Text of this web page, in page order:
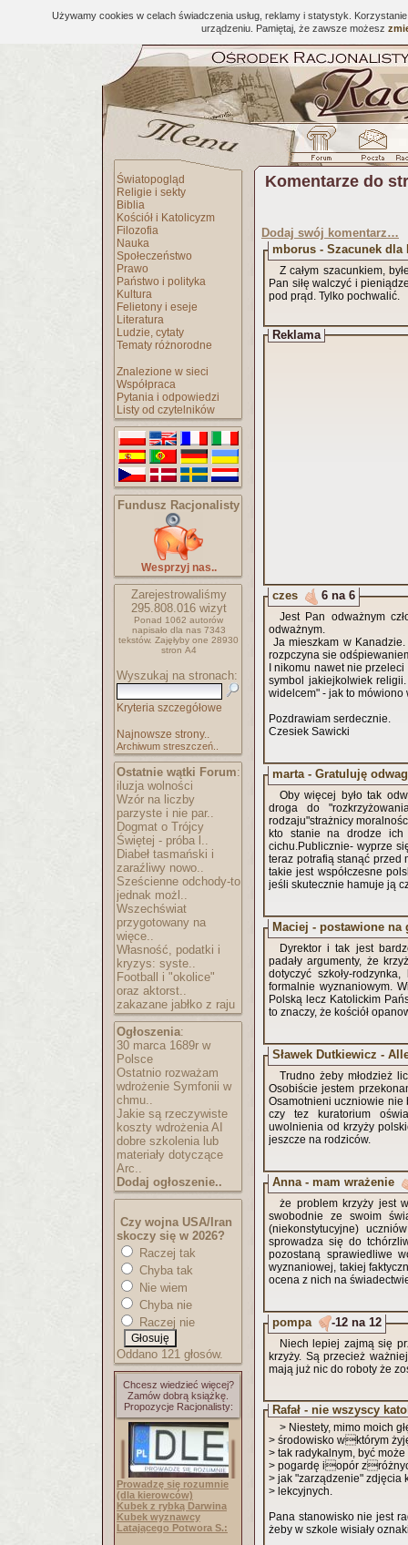
Używamy cookies w celach świadczenia usług, reklamy i statystyk.
urządzeniu. Pamiętaj, że zawsze możesz
Światopogląd
Religie i sekty
Biblia
Kościół i Katolicyzm
Filozofia
Nauka
Społeczeństwo
Prawo
Państwo i polityka
Kultura
Felietony i eseje
Literatura
Ludzie, cytaty
Tematy różnorodne
Znalezione w sieci
Współpraca
Pytania i odpowiedzi
Listy od czytelników
Fundusz Racjonalisty
Wesprzyj nas..
Zarejestrowaliśmy
295.808.016wizyt
Ponad 1062 autorów
napisało dla nas 7343
tekstów. Zajęłyby one 28930
stron A4
Wyszukaj na stronach:
Kryteria szczegółowe
Najnowsze strony..
Archiwum streszczeń..
Ostatnie wątki Forum:
iluzja wolności
Wzór na liczby
parzyste i nie par..
Dogmat o Trójcy
Świętej - próba l..
Diabeł tasmański i
zaraźliwy nowo..
Sześcienne odchody-to
jednak możl..
Wszechświat
przygotowany na
więce..
Własność, podatki i
kryzys: syste..
Football i "okolice"
oraz aktorst..
zakazane jabłko z raju
Ogłoszenia:
30 marca 1689r w
Polsce
Ostatnio rozważam
wdrożenie Symfonii w
chmu..
Jakie są rzeczywiste
koszty wdrożenia AI
dobre szkolenia lub
materiały dotyczące
Arc..
Dodaj ogłoszenie..
Czy wojna USA/Iran
skoczy się w 2026?
Raczej tak
Chyba tak
Nie wiem
Chyba nie
Raczej nie
Oddano 121 głosów.
Chcesz wiedzieć więcej?
Zamów dobrą książkę.
Propozycje Racjonalisty:
Prowadzę się rozumnie
(dla kierowców)
Kubek z rybką Darwina
Kubek wyznawcy
Latającego Potwora S.:
Komentarze do
Dodaj swój komentarz…
mborus - Szacunek dla
Z całym szacunkiem,
Pan siłę walczyć i
pod prąd. Tylko pochwalić.
Reklama
czes 6 na 6
Jest Pan odważnym
odważnym.
Ja mieszkam w
rozpczyna sie
I nikomu nawet nie
symbol jakiejkolwiek
widelcem" - jak to mówiono
Pozdrawiam serdecznie.
Czesiek Sawicki
marta - Gratuluję
Oby więcej było tak
droga do
rodzaju"strażnicy
kto stanie na drodze ich
cichu.Publicznie- wyprze
teraz potrafią stanąć przed
takie jest współczesne
jeśli skutecznie hamuje ją
Maciej - postawione na
Dyrektor i tak jest
padały argumenty, że
dotyczyć szkoły-
formalnie wyznaniowym.
Polską lecz Katolickim
to znaczy, że kościół
Sławek Dutkiewicz -
Trudno żeby młodzież
Osobiście jestem
Osamotnieni uczniowie nie
czy tez kuratorium
uwolnienia od krzyży
jeszcze na rodziców.
Anna - mam wrażenie
że problem krzyży jest
swobodnie ze swoim
(niekonstytucyjne)
sprowadza się do
pozostaną sprawiedliwe
wyznaniowej, takiej
ocena z nich na
pompa -12 na 12
Niech lepiej zajmą się
krzyży. Są przecież
mają już nic do roboty że
Rafał - nie wszyscy
> Niestety, mimo moich
> środowisko wktórym
> tak radykalnym, być
> pogardę iopór
> jak "zarządzenie" zdjęcia
> lekcyjnych.
Pana stanowisko nie jest
żeby w szkole wisiały